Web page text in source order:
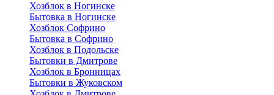
Хозблок в Ногинске
Бытовка в Ногинске
Хозблок Софрино
Бытовка в Софрино
Хозблок в Подольске
Бытовки в Дмитрове
Хозблок в Бронницах
Бытовки в Жуковском